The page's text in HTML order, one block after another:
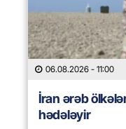
06.08.2026 - 11:00
İran ərəb
hədələyir